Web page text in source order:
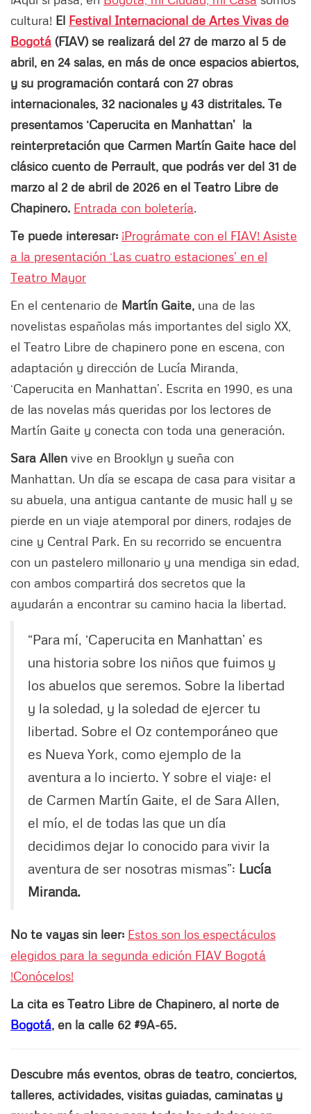
cultura! El Festival Internacional de Artes Vivas de
Bogotá (FIAV) se realizará del 27 de marzo al 5 de
abril, en 24 salas, en más de once espacios abiertos,
y su programación contará con 27 obras
internacionales, 32 nacionales y 43 distritales. Te
presentamos ‘Caperucita en Manhattan’ la
reinterpretación que Carmen Martín Gaite hace del
clásico cuento de Perrault, que podrás ver del 31 de
marzo al 2 de abril de 2026 en el Teatro Libre de
Chapinero. Entrada con boletería.
Te puede interesar: ¡Prográmate con el FIAV! Asiste
a la presentación ‘Las cuatro estaciones’ en el
Teatro Mayor
En el centenario de Martín Gaite, una de las
novelistas españolas más importantes del siglo XX,
el Teatro Libre de chapinero pone en escena, con
adaptación y dirección de Lucía Miranda,
‘Caperucita en Manhattan’. Escrita en 1990, es una
de las novelas más queridas por los lectores de
Martín Gaite y conecta con toda una generación.
Sara Allen vive en Brooklyn y sueña con
Manhattan. Un día se escapa de casa para visitar a
su abuela, una antigua cantante de music hall y se
pierde en un viaje atemporal por diners, rodajes de
cine y Central Park. En su recorrido se encuentra
con un pastelero millonario y una mendiga sin edad,
con ambos compartirá dos secretos que la
ayudarán a encontrar su camino hacia la libertad.
“Para mí, ‘Caperucita en Manhattan’ es
una historia sobre los niños que fuimos y
los abuelos que seremos. Sobre la libertad
y la soledad, y la soledad de ejercer tu
libertad. Sobre el Oz contemporáneo que
es Nueva York, como ejemplo de la
aventura a lo incierto. Y sobre el viaje: el
de Carmen Martín Gaite, el de Sara Allen,
el mío, el de todas las que un día
decidimos dejar lo conocido para vivir la
aventura de ser nosotras mismas”: Lucía
Miranda.
No te vayas sin leer: Estos son los espectáculos
elegidos para la segunda edición FIAV Bogotá
!Conócelos!
La cita es Teatro Libre de Chapinero, al norte de
Bogotá, en la calle 62 #9A-65.
Descubre más eventos, obras de teatro, conciertos,
talleres, actividades, visitas guiadas, caminatas y